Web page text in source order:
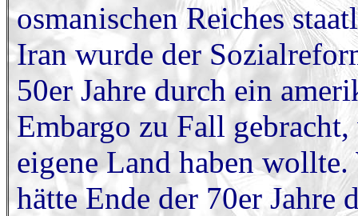
osmanischen Reiches
Iran wurde der
50er Jahre durch ein
Embargo zu Fall
eigene Land haben
hätte Ende der 70er Jahre